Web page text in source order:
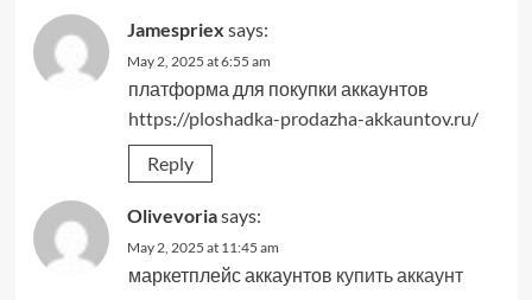
Jamespriex says:
May 2, 2025 at 6:55 am
платформа для покупки аккаунтов
https://ploshadka-prodazha-akkauntov.ru/
Reply
Olivevoriasays:
May 2, 2025 at 11:45 am
маркетплейс аккаунтов купить аккаунт